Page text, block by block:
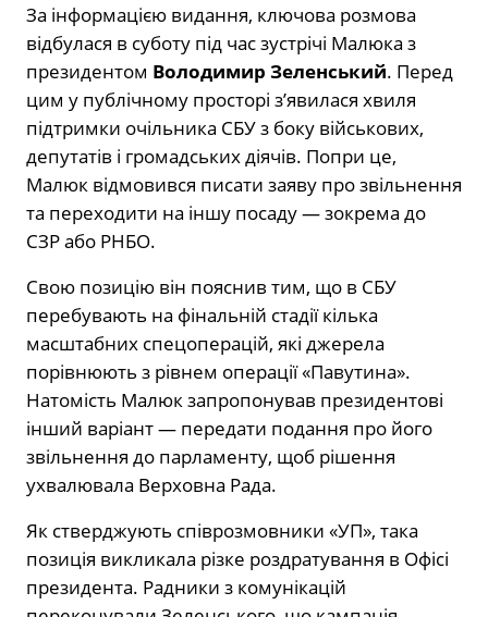
За інформацією видання, ключова розмова
відбулася в суботу під час зустрічі Малюка з
президентом Володимир Зеленський. Перед
цим у публічному просторі з’явилася хвиля
підтримки очільника СБУ з боку військових,
депутатів і громадських діячів. Попри це,
Малюк відмовився писати заяву про звільнення
та переходити на іншу посаду — зокрема до
СЗР або РНБО.
Свою позицію він пояснив тим, що в СБУ
перебувають на фінальній стадії кілька
масштабних спецоперацій, які джерела
порівнюють з рівнем операції «Павутина».
Натомість Малюк запропонував президентові
інший варіант — передати подання про його
звільнення до парламенту, щоб рішення
ухвалювала Верховна Рада.
Як стверджують співрозмовники «УП», така
позиція викликала різке роздратування в Офісі
президента. Радники з комунікацій